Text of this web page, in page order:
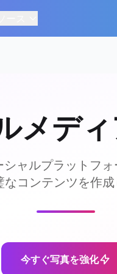
メデ
ャルプラットフ
なコンテンツを作成
今すぐ写真を強化